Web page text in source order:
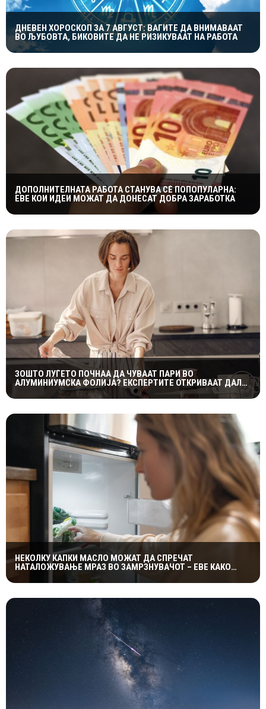
ДНЕВЕН ХОРОСКОП ЗА 7 АВГУСТ: ВАГИТЕ ДА ВНИМАВААТ
ВО ЉУБОВТА, БИКОВИТЕ ДА НЕ РИЗИКУВААТ НА РАБОТА
ДОПОЛНИТЕЛНАТА РАБОТА СТАНУВА СÈ ПОПОПУЛАРНА:
ЕВЕ КОИ ИДЕИ МОЖАТ ДА ДОНЕСАТ ДОБРА ЗАРАБОТКА
ЗОШТО ЛУЃЕТО ПОЧНАА ДА ЧУВААТ ПАРИ ВО
АЛУМИНИУМСКА ФОЛИЈА? ЕКСПЕРТИТЕ ОТКРИВААТ ДАЛИ
ТРИКОТ НАВИСТИНА ФУНКЦИОНИРА
НЕКОЛКУ КАПКИ МАСЛО МОЖАТ ДА СПРЕЧАТ
НАТАЛОЖУВАЊЕ МРАЗ ВО ЗАМРЗНУВАЧОТ – ЕВЕ КАКО
ФУНКЦИОНИРА ЕДНОСТАВНИОТ ТРИК